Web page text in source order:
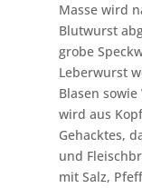
Masse wird
Blutwurst
grobe
Leberwurst
Blasen
wird aus
Gehacktes,
und
mit Salz,